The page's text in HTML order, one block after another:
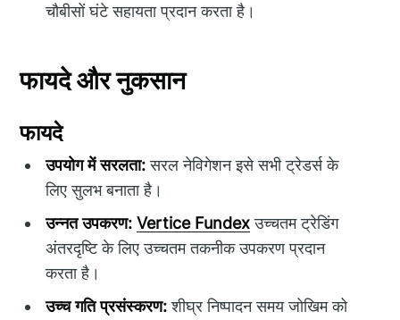
चौबीसों घंटे सहायता प्रदान करता है।
फायदे और नुकसान
फायदे
उपयोग में सरलता:सरल नेविगेशन इसे सभी ट्रेडर्स के
लिए सुलभ बनाता है।
उन्नत उपकरण: Vertice Fundexउच्चतम ट्रेडिंग
अंतरदृष्टि के लिए उच्चतम तकनीक उपकरण प्रदान
करता है।
उच्च गति प्रसंस्करण:शीघ्र निष्पादन समय जोखिम को